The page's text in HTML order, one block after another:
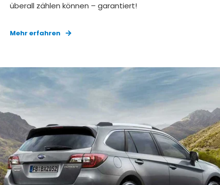
überall zählen können – garantiert!
Mehr erfahren